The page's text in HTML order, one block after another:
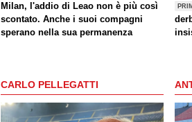
Milan, l'addio di Leao non è più così
scontato. Anche i suoi compagni
sperano nella sua permanenza
CARLO PELLEGATTI